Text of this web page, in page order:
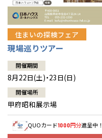
住まいの探検フェア
現場巡りツアー
開催期間
8月22日(土)・23日(日)
開催場所
甲府昭和展示場
QUOカード1000円分進呈中！